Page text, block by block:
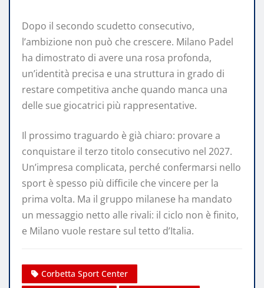
Dopo il secondo scudetto consecutivo,
l’ambizione non può che crescere. Milano Padel
ha dimostrato di avere una rosa profonda,
un’identità precisa e una struttura in grado di
restare competitiva anche quando manca una
delle sue giocatrici più rappresentative.
Il prossimo traguardo è già chiaro: provare a
conquistare il terzo titolo consecutivo nel 2027.
Un’impresa complicata, perché confermarsi nello
sport è spesso più difficile che vincere per la
prima volta. Ma il gruppo milanese ha mandato
un messaggio netto alle rivali: il ciclo non è finito,
e Milano vuole restare sul tetto d’Italia.
Corbetta Sport Center